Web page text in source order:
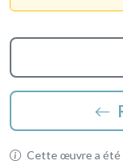
Cette œuvre a été